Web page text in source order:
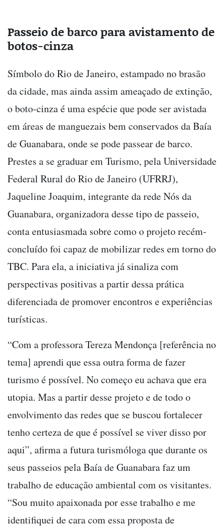
Passeio de barco para avistamento de
botos-cinza
Símbolo do Rio de Janeiro, estampado no brasão
da cidade, mas ainda assim ameaçado de extinção,
o boto-cinza é uma espécie que pode ser avistada
em áreas de manguezais bem conservados da Baía
de Guanabara, onde se pode passear de barco.
Prestes a se graduar em Turismo, pela Universidade
Federal Rural do Rio de Janeiro (UFRRJ),
Jaqueline Joaquim, integrante da rede Nós da
Guanabara, organizadora desse tipo de passeio,
conta entusiasmada sobre como o projeto recém-
concluído foi capaz de mobilizar redes em torno do
TBC. Para ela, a iniciativa já sinaliza com
perspectivas positivas a partir dessa prática
diferenciada de promover encontros e experiências
turísticas.
“Com a professora Tereza Mendonça [referência no
tema] aprendi que essa outra forma de fazer
turismo é possível. No começo eu achava que era
utopia. Mas a partir desse projeto e de todo o
envolvimento das redes que se buscou fortalecer
tenho certeza de que é possível se viver disso por
aqui”, afirma a futura turismóloga que durante os
seus passeios pela Baía de Guanabara faz um
trabalho de educação ambiental com os visitantes.
“Sou muito apaixonada por esse trabalho e me
identifiquei de cara com essa proposta de